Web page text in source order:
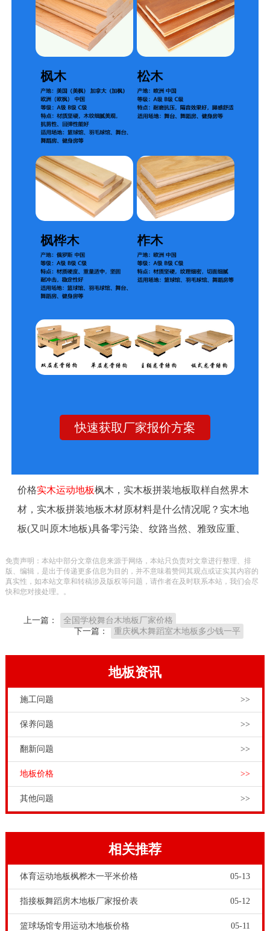
快速获取厂家报价方案
价格实木运动地板枫木，实木板拼装地板取样自然界木
材，实木板拼装地板木材原材料是什么情况呢？实木地
板(又叫原木地板)具备零污染、纹路当然、雅致应重、
木地板铺装的优选原材料。它的缺陷不是耐磨损，易失
光泽度。实木地板有红榉木、红柚木、金河马牙、柞
销售市场上大多数健身运动木地板生产厂家，不仅业务
行其是。中间商太多和中间商脱轨不仅会提升体育竞赛
场地的木地板保养留有了许多安全隐患。例如发生了难
题，都不清楚去找谁这些。品牌只做体育竞赛木地板，
身运动木地板生产厂家，从产品品质，到安裝和售后服
务都并不是难题。价格实木运动地板枫木，体育场馆工
程商和甲方朋友，采购运动木地板时要注意哪些事项
价格都是成反比的。体育木地板和舞台木地板也一样。
我们要做的只是，追求性价比更大化。
免责声明：本站中部分文章信息来源于网络，本站只负责对文章进行整理、排
版、编辑，是出于传递更多信息为目的，并不意味着赞同其观点或证实其内容的
真实性，如本站文章和转稿涉及版权等问题，请作者在及时联系本站，我们会尽
快和您对接处理。。
上一篇：
全国学校舞台木地板厂家价格
下一篇：
重庆枫木舞蹈室木地板多少钱一平
地板资讯
施工问题 >>
保养问题 >>
翻新问题 >>
地板价格 >>
其他问题 >>
相关推荐
体育运动地板枫桦木一平米价格 05-13
指接板舞蹈房木地板厂家报价表 05-12
篮球场馆专用运动木地板价格 05-11